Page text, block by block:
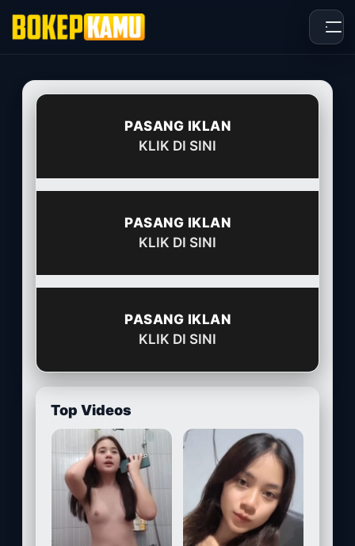
PASANG IKLAN
KLIK DI SINI
PASANG IKLAN
KLIK DI SINI
PASANG IKLAN
KLIK DI SINI
Top Videos